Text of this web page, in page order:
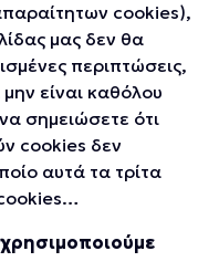
cookies),
μας δεν θα
περιπτώσεις,
είναι καθόλου
σημειώσετε ότι
cookies δεν
αυτά τα τρίτα